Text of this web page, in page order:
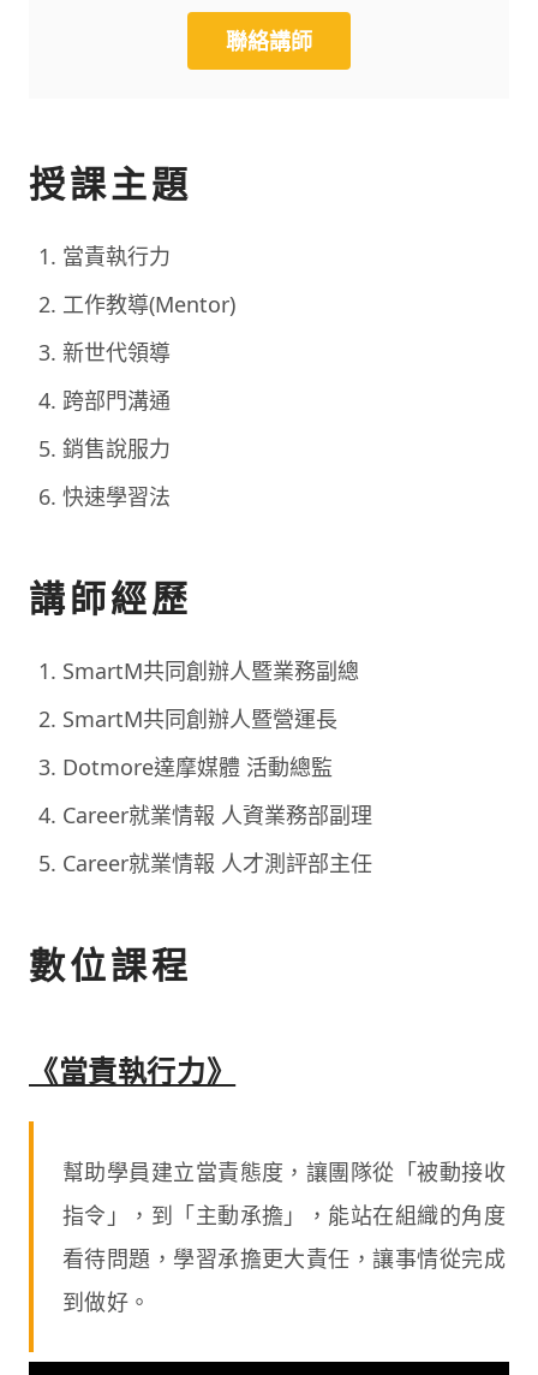
聯絡講師
授課主題
當責執行力
工作教導(Mentor)
新世代領導
跨部門溝通
銷售說服力
快速學習法
講師經歷
SmartM共同創辦人暨業務副總
SmartM共同創辦人暨營運長
Dotmore達摩媒體 活動總監
Career就業情報 人資業務部副理
Career就業情報 人才測評部主任
數位課程
《當責執行力》
幫助學員建立當責態度，讓團隊從「被動接收
指令」，到「主動承擔」，能站在組織的角度
看待問題，學習承擔更大責任，讓事情從完成
到做好。